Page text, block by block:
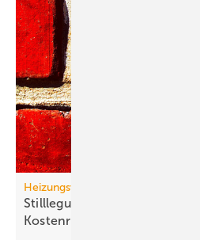
Heizungswende
Stilllegung von Gasnetzen:
Kostenrisiko